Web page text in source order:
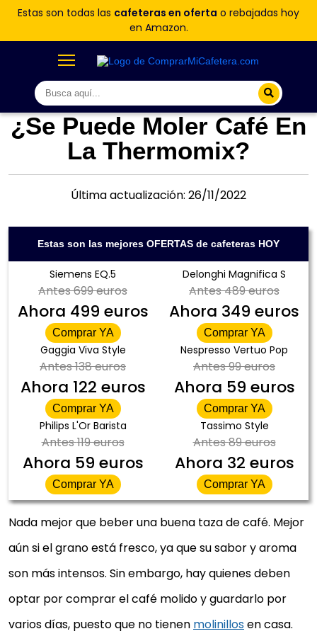
Estas son todas las cafeteras en oferta o rebajadas hoy
en Amazon.
¿Se Puede Moler Café En
La Thermomix?
Última actualización: 26/11/2022
Estas son las mejores OFERTAS de cafeteras HOY
Siemens EQ.5
Antes699 euros
Ahora 499 euros
Comprar YA
Delonghi Magnifica S
Antes489 euros
Ahora 349 euros
Comprar YA
Gaggia Viva Style
Antes138 euros
Ahora 122 euros
Comprar YA
Nespresso Vertuo Pop
Antes99 euros
Ahora 59 euros
Comprar YA
Philips L'Or Barista
Antes119 euros
Ahora 59 euros
Comprar YA
Tassimo Style
Antes89 euros
Ahora 32 euros
Comprar YA
Nada mejor que beber una buena taza de café. Mejor
aún si el grano está fresco, ya que su sabor y aroma
son más intensos. Sin embargo, hay quienes deben
optar por comprar el café molido y guardarlo por
varios días, puesto que no tienen molinillosen casa.